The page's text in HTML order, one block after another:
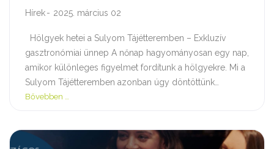
Hírek 2025. március 02
Hölgyek hetei a Sulyom Tájétteremben – Exkluzív
gasztronómiai ünnep A nőnap hagyományosan egy nap,
amikor különleges figyelmet fordítunk a hölgyekre. Mi a
Sulyom Tájétteremben azonban úgy döntöttünk…
Bővebben …